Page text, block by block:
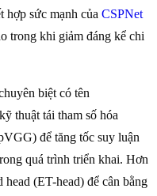
hợp sức mạnh của CSPNet
trong khi giảm đáng kể chi
biệt có tên
thuật tái tham số hóa
để tăng tốc suy luận
quá trình triển khai. Hơn
(ET-head) để cân bằng